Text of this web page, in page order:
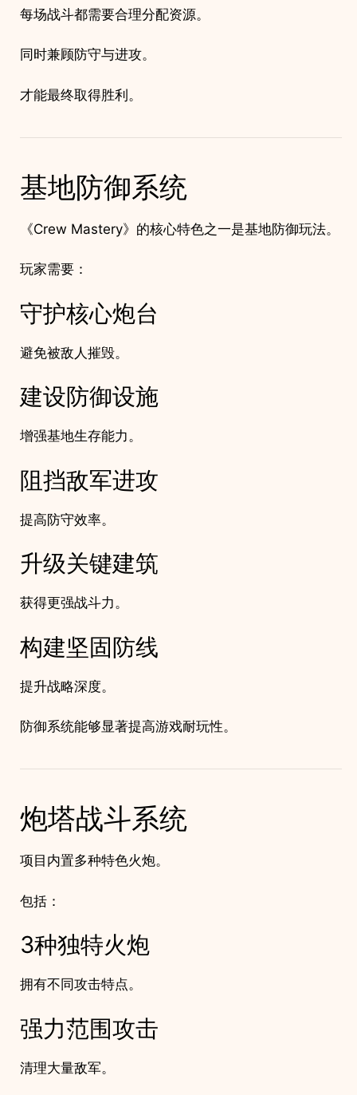
每场战斗都需要合理分配资源。
同时兼顾防守与进攻。
才能最终取得胜利。
基地防御系统
《Crew Mastery》的核心特色之一是基地防御玩法。
玩家需要：
守护核心炮台
避免被敌人摧毁。
建设防御设施
增强基地生存能力。
阻挡敌军进攻
提高防守效率。
升级关键建筑
获得更强战斗力。
构建坚固防线
提升战略深度。
防御系统能够显著提高游戏耐玩性。
炮塔战斗系统
项目内置多种特色火炮。
包括：
3种独特火炮
拥有不同攻击特点。
强力范围攻击
清理大量敌军。